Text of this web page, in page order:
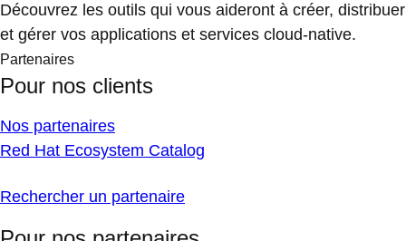
Découvrez les outils qui vous aideront à créer, distribuer
et gérer vos applications et services cloud-native.
Partenaires
Pour nos clients
Nos partenaires
Red Hat Ecosystem Catalog
Rechercher un partenaire